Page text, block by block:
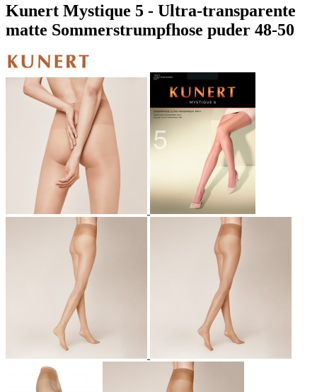
Kunert Mystique 5 - Ultra-transparente
matte Sommerstrumpfhose puder 48-50